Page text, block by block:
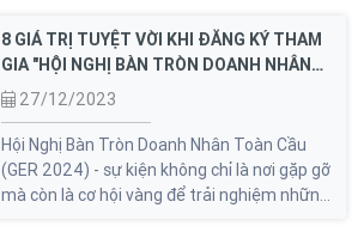
chúng tôi, có nhiều lợi ích lớn mà GER mang
lại.
8 GIÁ TRỊ TUYỆT VỜI KHI ĐĂNG KÝ THAM
GIA "HỘI NGHỊ BÀN TRÒN DOANH NHÂN
TOÀN CẦU LẦN THỨ 11 - NHỮNG LÀN
SÓNG IPO KẾ TIẾP"
27/12/2023
Hội Nghị Bàn Tròn Doanh Nhân Toàn Cầu
(GER 2024) - sự kiện không chỉ là nơi gặp gỡ
mà còn là cơ hội vàng để trải nghiệm những